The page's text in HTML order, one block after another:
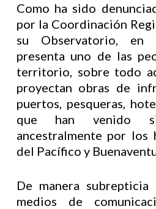
Como ha sido
por la Coordinación
su Observatorio, en
presenta uno de las
territorio, sobre todo
proyectan obras de
puertos, pesqueras,
que han venido
ancestralmente por los
del Pacífico y
De manera
medios de